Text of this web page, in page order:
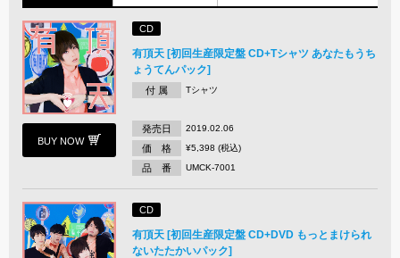
BUY NOW
CD
有頂天 [初回生産限定盤 CD+Tシャツ あなたもうち
ょうてんパック]
付 属 Tシャツ
発売日 2019.02.06
価 格 ¥5,398 (税込)
品 番 UMCK-7001
CD
有頂天 [初回生産限定盤 CD+DVD もっとまけられ
ないたたかいパック]